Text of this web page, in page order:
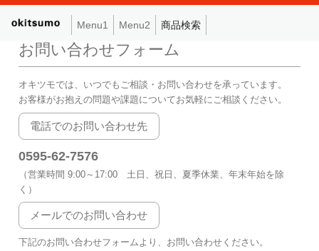
Menu1 Menu2 商品検索
お問い合わせフォーム
オキツモでは、いつでもご相談・お問い合わせを承っています。
お客様がお抱えの問題や課題についてお気軽にご相談ください。
電話でのお問い合わせ先
0595-62-7576
（営業時間 9:00～17:00 土日、祝日、夏季休業、年末年始を除
く）
メールでのお問い合わせ
下記のお問い合わせフォームより、お問い合わせください。